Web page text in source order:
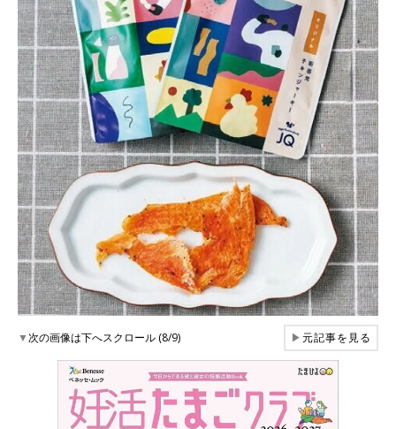
▼次の画像は下へスクロール (8/9) ▶元記事を見る